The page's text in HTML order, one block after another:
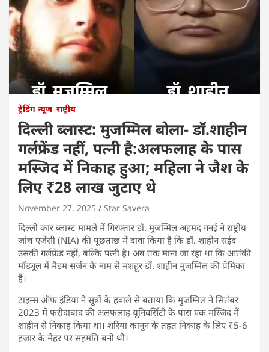
ट्रेंडिंग न्यूज राष्ट्रीय
दिल्ली ब्लास्ट: मुजम्मिल बोला- डॉ.शाहीन
गर्लफ्रेंड नहीं, पत्नी है:अलफलाह के पास
मस्जिद में निकाह हुआ; महिला ने जैश के
लिए ₹28 लाख जुटाए थे
November 27, 2025 Star Savera
दिल्ली कार ब्लास्ट मामले में गिरफ्तार डॉ. मुजम्मिल अहमद गनई ने राष्ट्रीय
जांच एजेंसी (NIA) की पूछताछ में दावा किया है कि डॉ. शाहीन सईद
उसकी गर्लफ्रेंड नहीं, बल्कि पत्नी है। अब तक माना जा रहा था कि आतंकी
मॉड्यूल में मैडम सर्जन के नाम से मशहूर डॉ. शाहीन मुजम्मिल की प्रेमिका
है।
टाइम्स ऑफ इंडिया ने सूत्रों के हवाले से बताया कि मुजम्मिल ने सितंबर
2023 में फरीदाबाद की अलफलाह यूनिवर्सिटी के पास एक मस्जिद में
शाहीन से निकाह किया था। शरिया कानून के तहत निकाह के लिए ₹5-6
हजार के मेहर पर सहमति बनी थी।